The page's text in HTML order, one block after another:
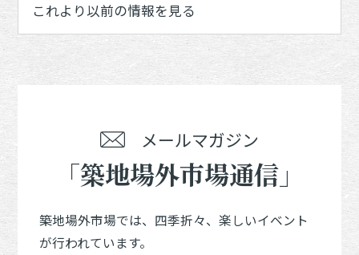
これより以前の情報を見る
メールマガジン
「築地場外市場通信」
築地場外市場では、四季折々、楽しいイベント
が行われています。